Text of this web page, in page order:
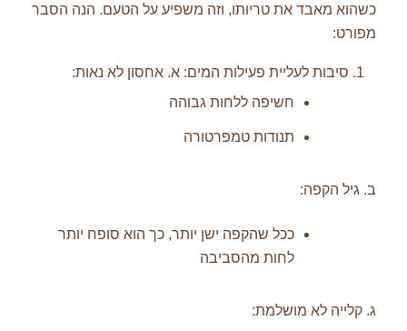
כשהוא מאבד את טריותו, וזה משפיע על הטעם. הנה הסבר
מפורט:
סיבות לעליית פעילות המים: א. אחסון לא נאות:
חשיפה ללחות גבוהה
תנודות טמפרטורה
ב. גיל הקפה:
ככל שהקפה ישן יותר, כך הוא סופח יותר
לחות מהסביבה
ג. קלייה לא מושלמת: